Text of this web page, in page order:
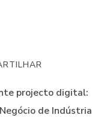
projecto digital:
de Indústria